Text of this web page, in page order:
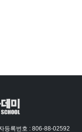
등록번호 : 806-88-02592